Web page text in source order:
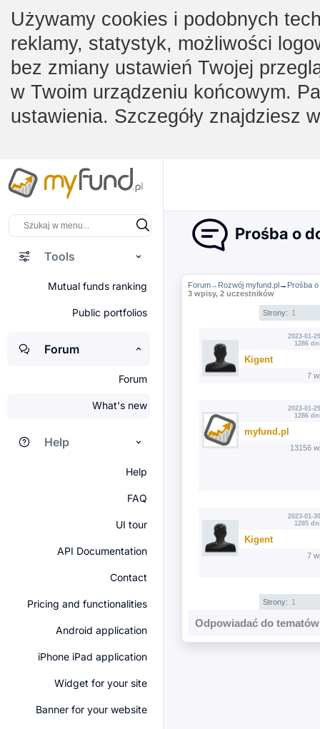
Używamy cookies i podobnych
reklamy, statystyk, możliwości
bez zmiany ustawień Twojej
w Twoim urządzeniu końcowym.
ustawienia. Szczegóły znajdziesz
Tools
Mutual funds ranking
Public portfolios
Forum
Forum
What's new
Help
Help
FAQ
UI tour
API Documentation
Contact
Pricing and functionalities
Android application
iPhone iPad application
Widget for your site
Banner for your website
Prośba o
Forum→ Rozwój myfund.pl→ Prośba
3 wpisy, 2 uczestników
Strony: 1
2023-01-
1286
Kigent
7
2023-01-
1286
myfund.pl
13156
2023-01-
1285
Kigent
7
Strony: 1
Odpowiadać do